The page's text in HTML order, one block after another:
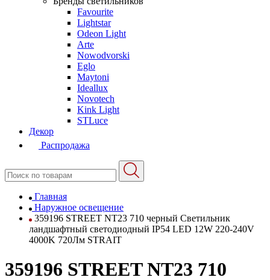
Favourite
Lightstar
Odeon Light
Arte
Nowodvorski
Eglo
Maytoni
Ideallux
Novotech
Kink Light
STLuce
Декор
Распродажа
Главная
Наружное освещение
359196 STREET NT23 710 черный Светильник
ландшафтный светодиодный IP54 LED 12W 220-240V
4000K 720Лм STRAIT
359196 STREET NT23 710